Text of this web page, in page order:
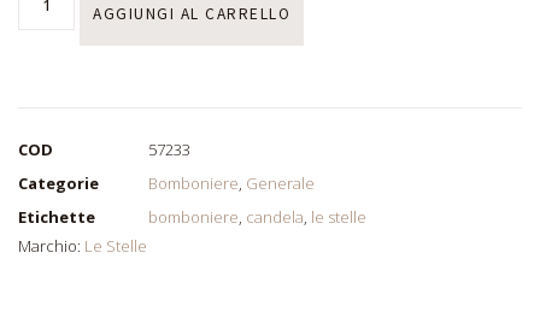
AGGIUNGI AL CARRELLO
COD
57233
Categorie
Bomboniere, Generale
Etichette
bomboniere, candela, le stelle
Marchio: Le Stelle